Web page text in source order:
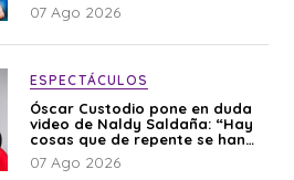
07 Ago 2026
ESPECTÁCULOS
Óscar Custodio pone en duda
video de Naldy Saldaña: “Hay
cosas que de repente se han
editado”
07 Ago 2026